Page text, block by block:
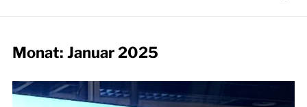
Monat: Januar 2025